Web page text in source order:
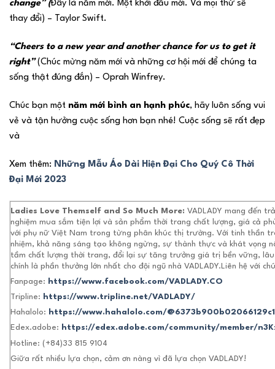
change” (Đây là năm mới. Một khởi đầu mới. Và mọi thứ sẽ
thay đổi) – Taylor Swift.
“Cheers to a new year and another chance for us to get it
right”(Chúc mừng năm mới và những cơ hội mới để chúng ta
sống thật đúng đắn) – Oprah Winfrey.
Chúc bạn một năm mới bình an hạnh phúc, hãy luôn sống vui
vẻ và tận hưởng cuộc sống hơn bạn nhé! Cuộc sống sẽ rất đẹp
và
Xem thêm: Những Mẫu Áo Dài Hiện Đại Cho Quý Cô Thời
Đại Mới 2023
Ladies Love Themself and So Much More: VADLADY mang đến
nghiệm mua sắm tiện lợi và sản phẩm thời trang chất lượng, giá cả
với phụ nữ Việt Nam trong từng phân khúc thị trường. Với tinh thần
nhiệm, khả năng sáng tạo không ngừng, sự thành thực và khát vọng
tầm chất lượng thời trang, đổi lại sự tăng trưởng giá trị bền vững,
chính là phần thưởng lớn nhất cho đội ngũ nhà VADLADY.Liên hệ với
Fanpage:
https://www.facebook.com/VADLADY.CO
Tripline:
https://www.tripline.net/VADLADY/
Hahalolo:
https://www.hahalolo.com/
Edex.adobe:
https://edex.adobe.com/community/member/
Hotline: (+84)33 815 9104
Giữa rất nhiều lựa chọn, cảm ơn nàng vì đã lựa chọn VADLADY!